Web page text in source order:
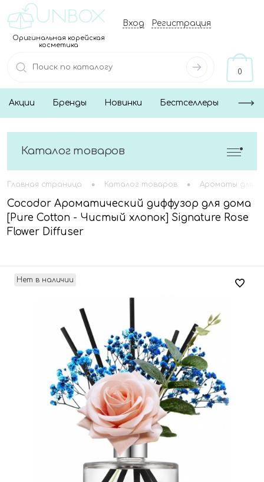
Оригинальная корейская
косметика
Вход Регистрация
0
Акции Бренды Новинки Бестселлеры
Каталог товаров
Главная страница • Каталог товаров • Ароматы для
Cocodor Ароматический диффузор для дома
[Pure Cotton - Чистый хлопок] Signature Rose
Flower Diffuser
Нет в наличии